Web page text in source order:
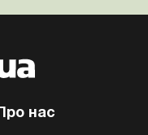
Про нас